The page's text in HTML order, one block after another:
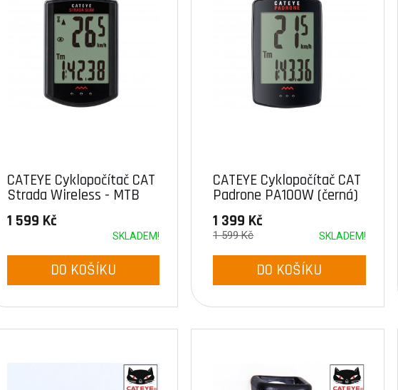
CATEYE Cyklopočítač CAT
Strada Wireless - MTB
RD310W (černá)
1 599 Kč
SKLADEM!
DO KOŠÍKU
CATEYE Cyklopočítač CAT
Padrone PA100W (černá)
1 399 Kč
SKLADEM!
1 599 Kč
DO KOŠÍKU